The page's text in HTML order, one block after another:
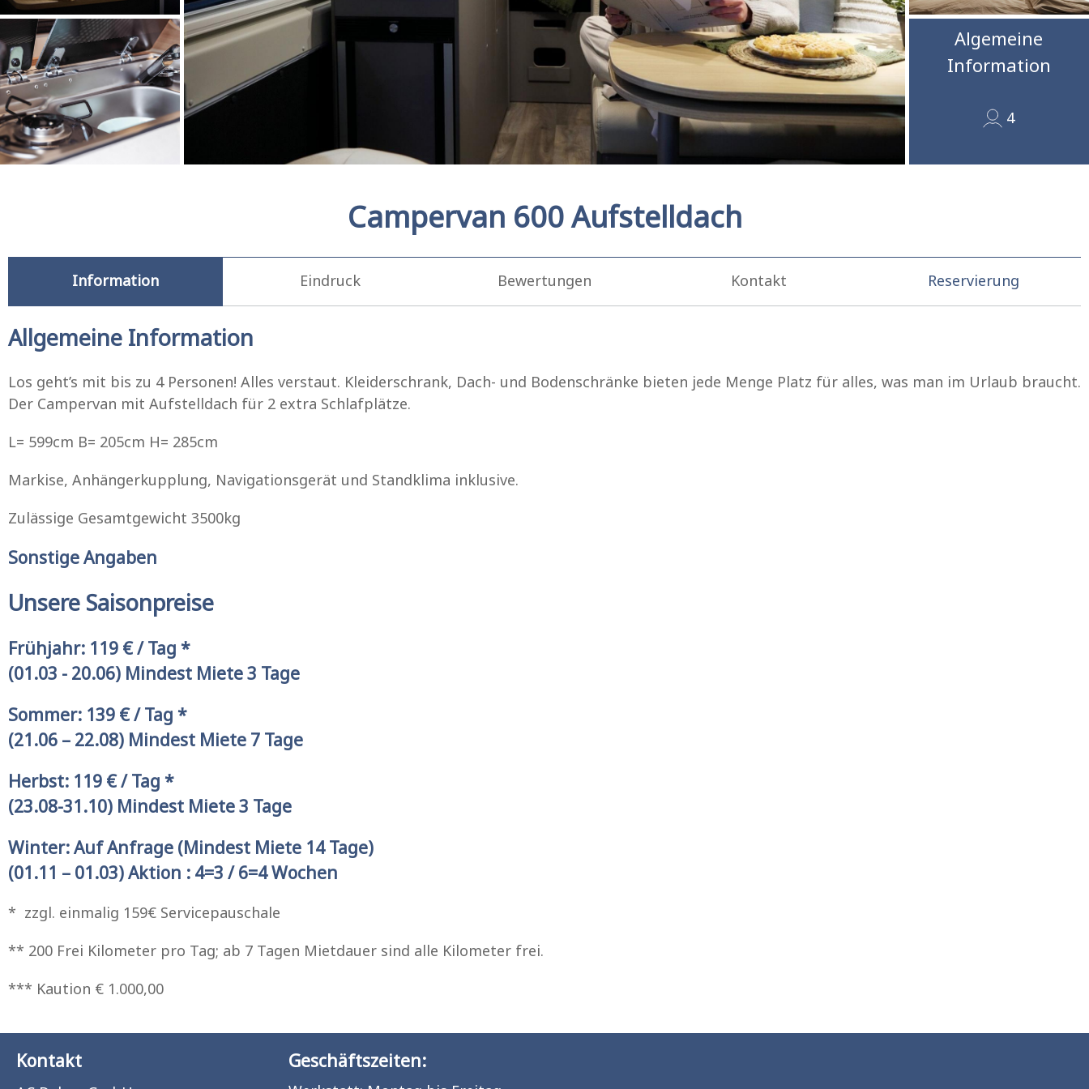
Algemeine
Information
4
Campervan 600 Aufstelldach
Information Eindruck Bewertungen Kontakt Reservierung
Allgemeine Information
Los geht’s mit bis zu 4 Personen! Alles verstaut. Kleiderschrank, Dach- und Bodenschränke bieten jede Menge Platz für alles, was man im Urlaub braucht.
Der Campervan mit Aufstelldach für 2 extra Schlafplätze.
L= 599cm B= 205cm H= 285cm
Markise, Anhängerkupplung, Navigationsgerät und Standklima inklusive.
Zulässige Gesamtgewicht 3500kg
Sonstige Angaben
Unsere Saisonpreise
Frühjahr: 119 € / Tag *
(01.03 - 20.06) Mindest Miete 3 Tage
Sommer: 139 € / Tag *
(21.06 – 22.08) Mindest Miete 7 Tage
Herbst: 119 € / Tag *
(23.08-31.10) Mindest Miete 3 Tage
Winter: Auf Anfrage (Mindest Miete 14 Tage)
(01.11 – 01.03) Aktion : 4=3 / 6=4 Wochen
* zzgl. einmalig 159€ Servicepauschale
** 200 Frei Kilometer pro Tag; ab 7 Tagen Mietdauer sind alle Kilometer frei.
*** Kaution € 1.000,00
Kontakt Geschäftszeiten: